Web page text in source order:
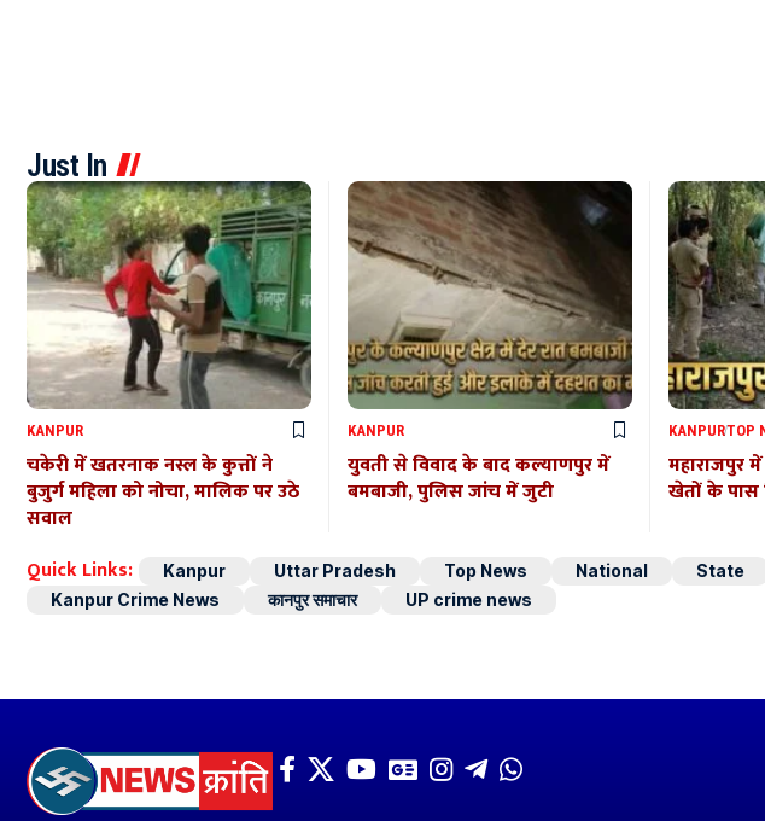
Just In
KANPUR
चकेरी में खतरनाक नस्ल के कुत्तों ने
बुजुर्ग महिला को नोचा, मालिक पर उठे
सवाल
KANPUR
युवती से विवाद के बाद कल्याणपुर में
बमबाजी, पुलिस जांच में जुटी
KANPURTOP
महाराजपुर
खेतों के पास
Quick Links:
Kanpur Uttar Pradesh Top News National State
Kanpur Crime News
कानपुर समाचार UP crime news